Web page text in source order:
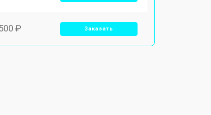
₽ Заказать